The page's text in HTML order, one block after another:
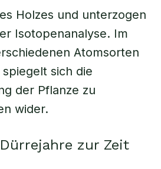
Holzes und unterzogen
Isotopenanalyse. Im
Atomsorten
sich die
der Pflanze zu
wider.
zur Zeit